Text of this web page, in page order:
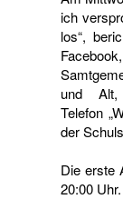
ich
los“,
und Alt,
Telefon
der
Die erste
20:00 Uhr.